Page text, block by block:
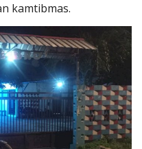
kamtibmas.